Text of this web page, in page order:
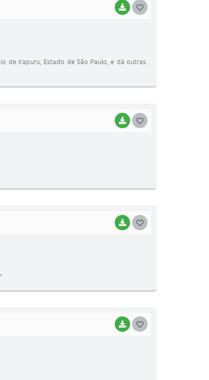
BAIXAR
I
de Irapuru, Estado de São Paulo, e dá outras
BAIXAR
BAIXAR
BAIXAR